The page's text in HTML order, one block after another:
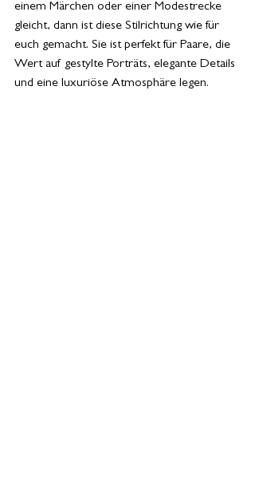
einem Märchen oder einer Modestrecke
gleicht, dann ist diese Stilrichtung wie für
euch gemacht. Sie ist perfekt für Paare, die
Wert auf gestylte Porträts, elegante Details
und eine luxuriöse Atmosphäre legen.